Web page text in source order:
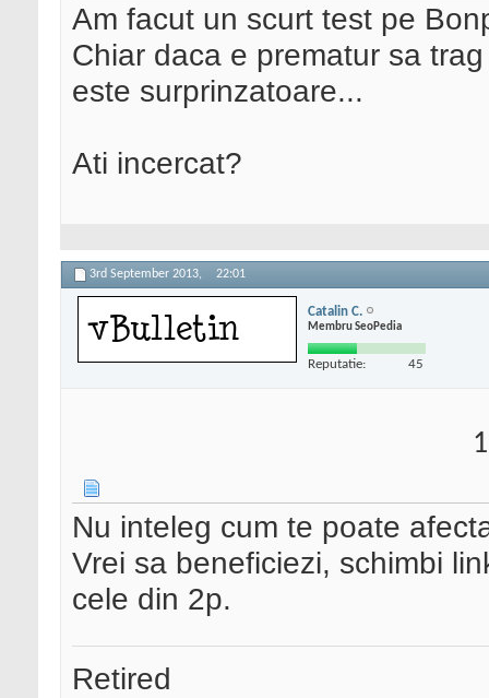
Am facut un scurt test pe
Chiar daca e prematur sa
este surprinzatoare...
Ati incercat?
3rd September 2013, 22:01
Catalin C.
Membru SeoPedia
Reputatie: 45
Nu inteleg cum te poate
Vrei sa beneficiezi, schimbi
cele din 2p.
Retired